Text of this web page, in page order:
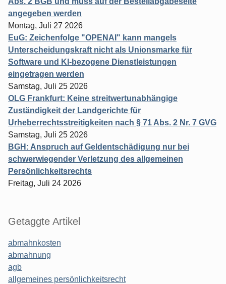
angegeben werden
Montag, Juli 27 2026
EuG: Zeichenfolge "OPENAI" kann mangels
Unterscheidungskraft nicht als Unionsmarke für
Software und KI-bezogene Dienstleistungen
eingetragen werden
Samstag, Juli 25 2026
OLG Frankfurt: Keine streitwertunabhängige
Zuständigkeit der Landgerichte für
Urheberrechtsstreitigkeiten nach § 71 Abs. 2 Nr. 7 GVG
Samstag, Juli 25 2026
BGH: Anspruch auf Geldentschädigung nur bei
schwerwiegender Verletzung des allgemeinen
Persönlichkeitsrechts
Freitag, Juli 24 2026
Getaggte Artikel
abmahnkosten
abmahnung
agb
allgemeines persönlichkeitsrecht